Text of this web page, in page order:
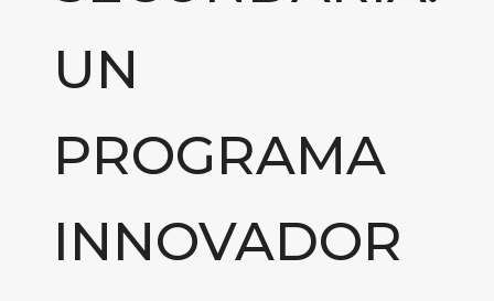
UN
PROGRAMA
INNOVADOR